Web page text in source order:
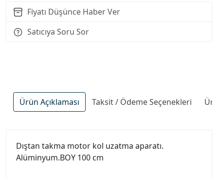
Fiyatı Düşünce Haber Ver
Satıcıya Soru Sor
Ürün Açıklaması Taksit / Ödeme Seçenekleri
Dıştan takma motor kol uzatma aparatı.
Alüminyum.BOY 100 cm